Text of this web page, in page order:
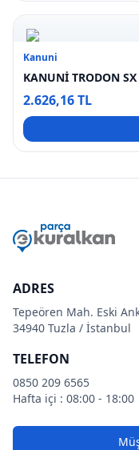
Kanuni
KANUNİ TRODON
2.626,16 TL
ADRES
Tepeören Mah. Eski
34940 Tuzla / İstanbul
TELEFON
0850 209 6565
Hafta içi : 08:00 - 18:00